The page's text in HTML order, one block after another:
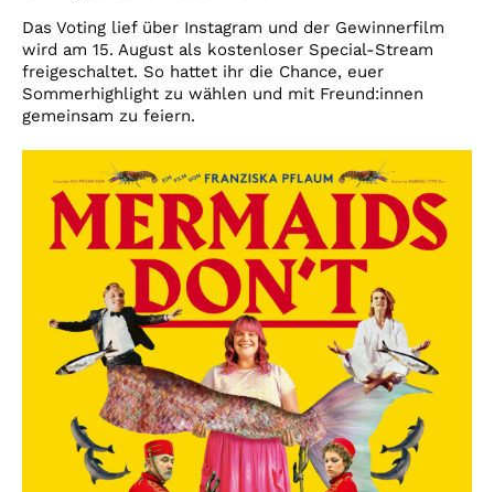
Das Voting lief über Instagram und der Gewinnerfilm
wird am 15. August als kostenloser Special-Stream
freigeschaltet. So hattet ihr die Chance, euer
Sommerhighlight zu wählen und mit Freund:innen
gemeinsam zu feiern.